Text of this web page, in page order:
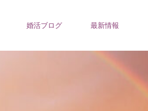
婚活ブログ 最新情報